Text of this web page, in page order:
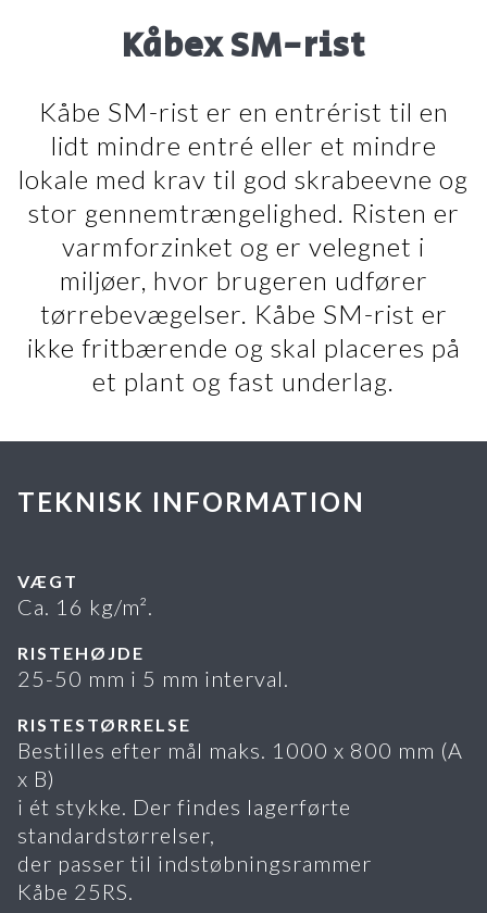
Kåbex SM-rist
Kåbe SM-rist er en entrérist til en
lidt mindre entré eller et mindre
lokale med krav til god skrabeevne og
stor gennemtrængelighed. Risten er
varmforzinket og er velegnet i
miljøer, hvor brugeren udfører
tørrebevægelser. Kåbe SM-rist er
ikke fritbærende og skal placeres på
et plant og fast underlag.
TEKNISK INFORMATION
VÆGT
Ca. 16 kg/m².
RISTEHØJDE
25-50 mm i 5 mm interval.
RISTESTØRRELSE
Bestilles efter mål maks. 1000 x 800 mm (A
x B)
i ét stykke. Der findes lagerførte
standardstørrelser,
der passer til indstøbningsrammer
Kåbe 25RS.